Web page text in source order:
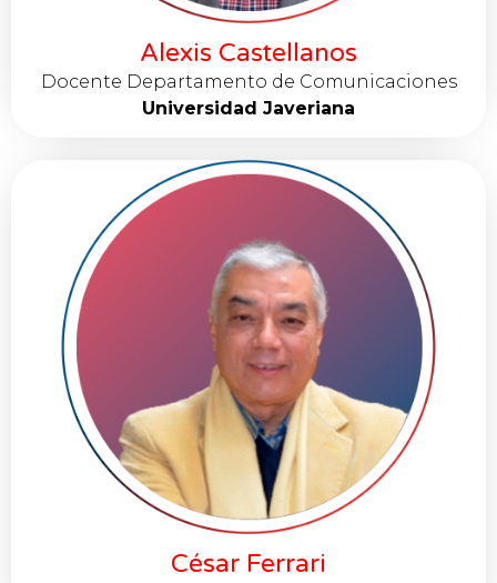
Alexis Castellanos
Docente Departamento de Comunicaciones
Universidad Javeriana
César Ferrari